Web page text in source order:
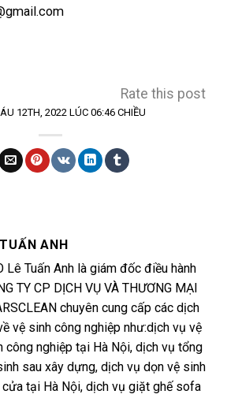
Rate this post
12TH, 2022 LÚC 06:46 CHIỀU
ANH
Lê Tuấn Anh là giám đốc điều hành
TY CP DỊCH VỤ VÀ THƯƠNG MẠI
chuyên cung cấp các dịch
vệ sinh công nghiệp như:dịch vụ vệ
công nghiệp tại Hà Nội, dịch vụ tổng
sau xây dựng, dịch vụ dọn vệ sinh
cửa tại Hà Nội, dịch vụ giặt ghế sofa